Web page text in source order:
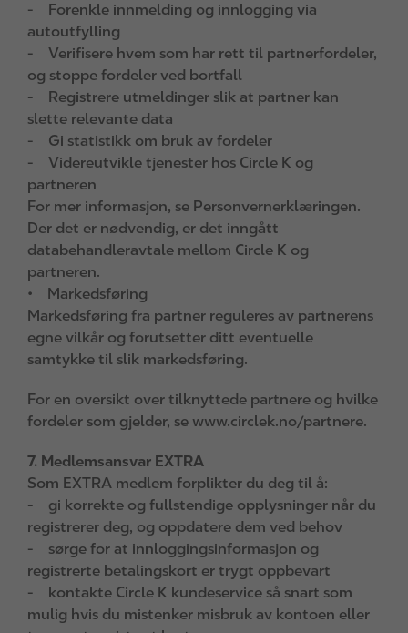
- Forenkle innmelding og innlogging via
autoutfylling
- Verifisere hvem som har rett til partnerfordeler,
og stoppe fordeler ved bortfall
- Registrere utmeldinger slik at partner kan
slette relevante data
- Gi statistikk om bruk av fordeler
- Videreutvikle tjenester hos Circle K og
partneren
For mer informasjon, se Personvernerklæringen.
Der det er nødvendig, er det inngått
databehandleravtale mellom Circle K og
partneren.
• Markedsføring
Markedsføring fra partner reguleres av partnerens
egne vilkår og forutsetter ditt eventuelle
samtykke til slik markedsføring.
For en oversikt over tilknyttede partnere og hvilke
fordeler som gjelder, se www.circlek.no/partnere.
7. Medlemsansvar EXTRA
Som EXTRA medlem forplikter du deg til å:
- gi korrekte og fullstendige opplysninger når du
registrerer deg, og oppdatere dem ved behov
- sørge for at innloggingsinformasjon og
registrerte betalingskort er trygt oppbevart
- kontakte Circle K kundeservice så snart som
mulig hvis du mistenker misbruk av kontoen eller